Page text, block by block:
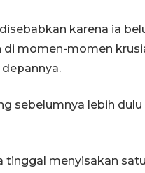
karena ia
momen-momen
sebelumnya lebih
menyisakan